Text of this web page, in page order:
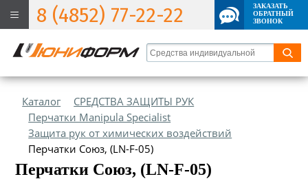
8 (4852) 77-22-22
ЗАКАЗАТЬ
ОБРАТНЫЙ
ЗВОНОК
Каталог
СРЕДСТВА ЗАЩИТЫ РУК
Перчатки Manipula Specialist
Защита рук от химических воздействий
Перчатки Союз, (LN-F-05)
Перчатки Союз, (LN-F-05)